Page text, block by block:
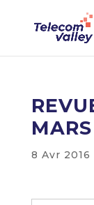
8 Avr 2016